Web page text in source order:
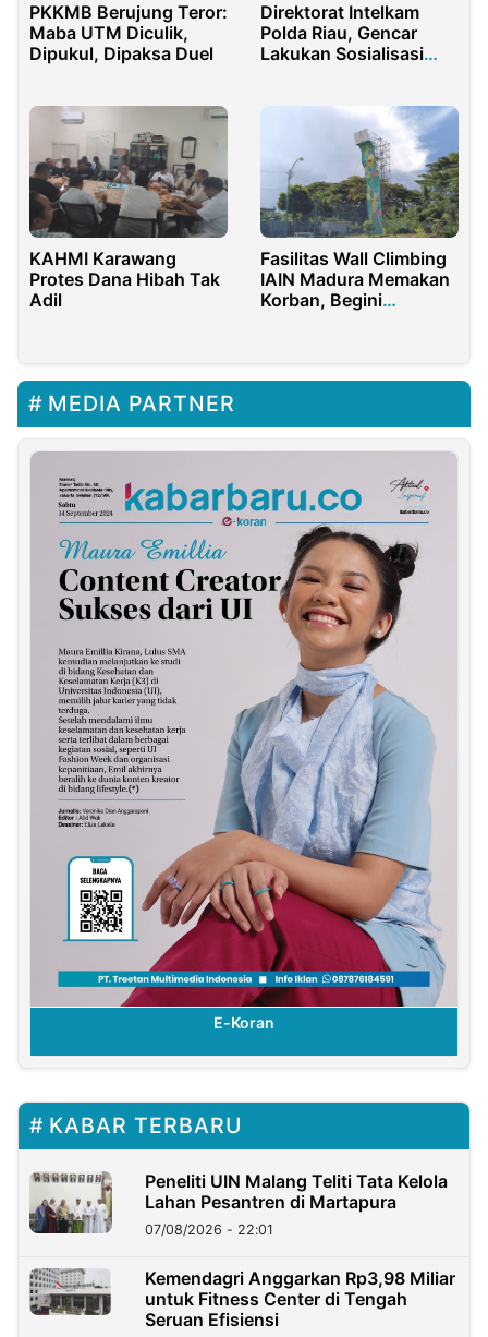
PKKMB Berujung Teror:
Maba UTM Diculik,
Dipukul, Dipaksa Duel
Direktorat Intelkam
Polda Riau, Gencar
Lakukan Sosialisasi
KAHMI Karawang
Protes Dana Hibah Tak
Adil
Fasilitas Wall Climbing
IAIN Madura Memakan
Korban, Begini
MEDIA PARTNER
E-Koran
KABAR TERBARU
Peneliti UIN Malang Teliti Tata Kelola
Lahan Pesantren di Martapura
07/08/2026 - 22:01
Kemendagri Anggarkan Rp3,98 Miliar
untuk Fitness Center di Tengah
Seruan Efisiensi